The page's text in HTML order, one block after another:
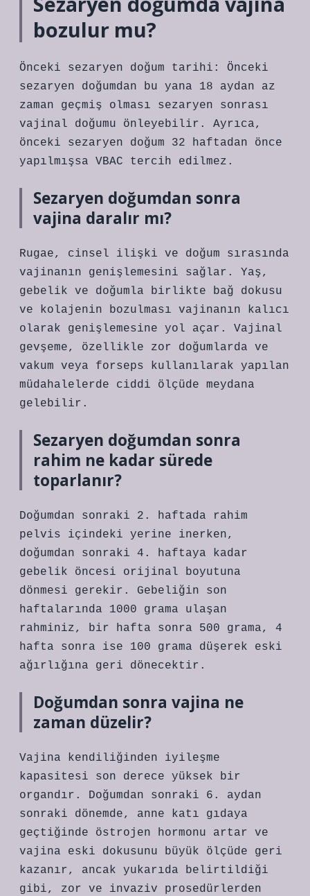
bozulur mu?
Önceki sezaryen doğum tarihi: Önceki
sezaryen doğumdan bu yana 18 aydan az
zaman geçmiş olması sezaryen sonrası
vajinal doğumu önleyebilir. Ayrıca,
önceki sezaryen doğum 32 haftadan önce
yapılmışsa VBAC tercih edilmez.
Sezaryen doğumdan sonra
vajina daralır mı?
Rugae, cinsel ilişki ve doğum sırasında
vajinanın genişlemesini sağlar. Yaş,
gebelik ve doğumla birlikte bağ dokusu
ve kolajenin bozulması vajinanın kalıcı
olarak genişlemesine yol açar. Vajinal
gevşeme, özellikle zor doğumlarda ve
vakum veya forseps kullanılarak yapılan
müdahalelerde ciddi ölçüde meydana
gelebilir.
Sezaryen doğumdan sonra
rahim ne kadar sürede
toparlanır?
Doğumdan sonraki 2. haftada rahim
pelvis içindeki yerine inerken,
doğumdan sonraki 4. haftaya kadar
gebelik öncesi orijinal boyutuna
dönmesi gerekir. Gebeliğin son
haftalarında 1000 grama ulaşan
rahminiz, bir hafta sonra 500 grama, 4
hafta sonra ise 100 grama düşerek eski
ağırlığına geri dönecektir.
Doğumdan sonra vajina ne
zaman düzelir?
Vajina kendiliğinden iyileşme
kapasitesi son derece yüksek bir
organdır. Doğumdan sonraki 6. aydan
sonraki dönemde, anne katı gıdaya
geçtiğinde östrojen hormonu artar ve
vajina eski dokusunu büyük ölçüde geri
kazanır, ancak yukarıda belirtildiği
gibi, zor ve invaziv prosedürlerden